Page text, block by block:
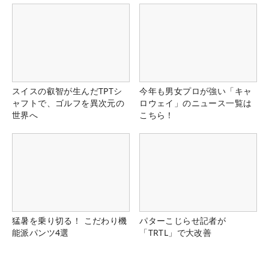
スイスの叡智が生んだTPTシ
ャフトで、ゴルフを異次元の
世界へ
今年も男女プロが強い「キャ
ロウェイ」のニュース一覧は
こちら！
猛暑を乗り切る！ こだわり機
能派パンツ4選
パターこじらせ記者が
「TRTL」で大改善